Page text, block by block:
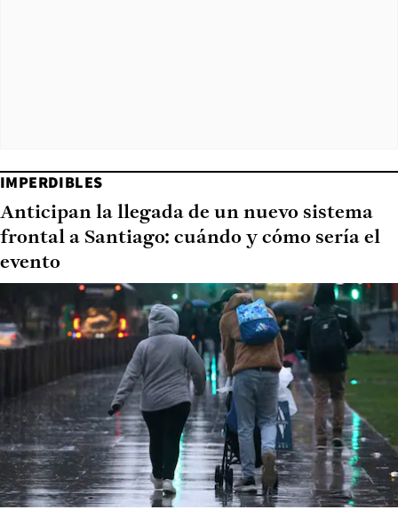
IMPERDIBLES
Anticipan la llegada de un nuevo sistema
frontal a Santiago: cuándo y cómo sería el
evento